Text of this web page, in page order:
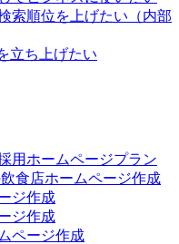
索順位を上げたい（内部
立ち上げたい
用ホームページプラン
食店ホームページ作成
ジ作成
ジ作成
ページ作成